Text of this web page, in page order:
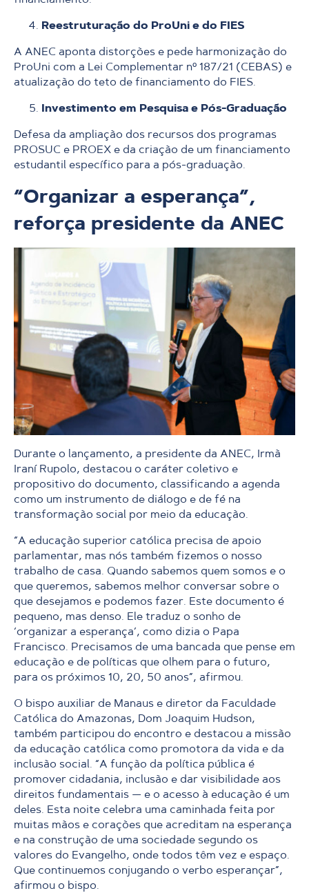
Reestruturação do ProUni e do FIES
A ANEC aponta distorções e pede harmonização do
ProUni com a Lei Complementar nº 187/21 (CEBAS) e
atualização do teto de financiamento do FIES.
Investimento em Pesquisa e Pós-Graduação
Defesa da ampliação dos recursos dos programas
PROSUC e PROEX e da criação de um financiamento
estudantil específico para a pós-graduação.
“Organizar a esperança”,
reforça presidente da ANEC
Durante o lançamento, a presidente da ANEC, Irmã
Iraní Rupolo, destacou o caráter coletivo e
propositivo do documento, classificando a agenda
como um instrumento de diálogo e de fé na
transformação social por meio da educação.
“A educação superior católica precisa de apoio
parlamentar, mas nós também fizemos o nosso
trabalho de casa. Quando sabemos quem somos e o
que queremos, sabemos melhor conversar sobre o
que desejamos e podemos fazer. Este documento é
pequeno, mas denso. Ele traduz o sonho de
‘organizar a esperança’, como dizia o Papa
Francisco. Precisamos de uma bancada que pense em
educação e de políticas que olhem para o futuro,
para os próximos 10, 20, 50 anos”, afirmou.
O bispo auxiliar de Manaus e diretor da Faculdade
Católica do Amazonas, Dom Joaquim Hudson,
também participou do encontro e destacou a missão
da educação católica como promotora da vida e da
inclusão social. “A função da política pública é
promover cidadania, inclusão e dar visibilidade aos
direitos fundamentais — e o acesso à educação é um
deles. Esta noite celebra uma caminhada feita por
muitas mãos e corações que acreditam na esperança
e na construção de uma sociedade segundo os
valores do Evangelho, onde todos têm vez e espaço.
Que continuemos conjugando o verbo esperançar”,
afirmou o bispo.